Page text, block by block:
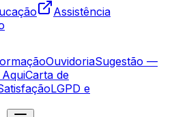
Assistência
OuvidoriaSugestão —
Carta de
LGPD e